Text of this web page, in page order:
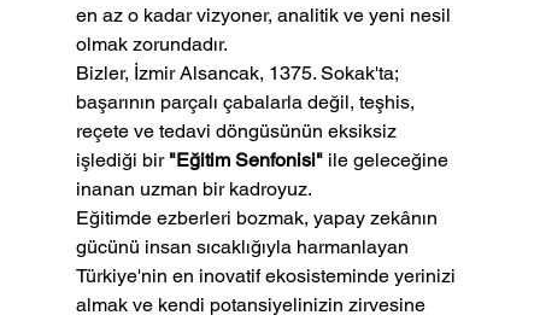
en az o kadar vizyoner, analitik ve yeni nesil
olmak zorundadır.
Bizler, İzmir Alsancak, 1375. Sokak'ta;
başarının parçalı çabalarla değil, teşhis,
reçete ve tedavi döngüsünün eksiksiz
işlediği bir "Eğitim Senfonisi" ile geleceğine
inanan uzman bir kadroyuz.
Eğitimde ezberleri bozmak, yapay zekânın
gücünü insan sıcaklığıyla harmanlayan
Türkiye'nin en inovatif ekosisteminde yerinizi
almak ve kendi potansiyelinizin zirvesine